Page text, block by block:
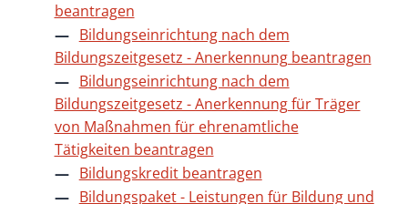
beantragen
Bildungseinrichtung nach dem
Bildungszeitgesetz - Anerkennung beantragen
Bildungseinrichtung nach dem
Bildungszeitgesetz - Anerkennung für Träger
von Maßnahmen für ehrenamtliche
Tätigkeiten beantragen
Bildungskredit beantragen
Bildungspaket - Leistungen für Bildung und